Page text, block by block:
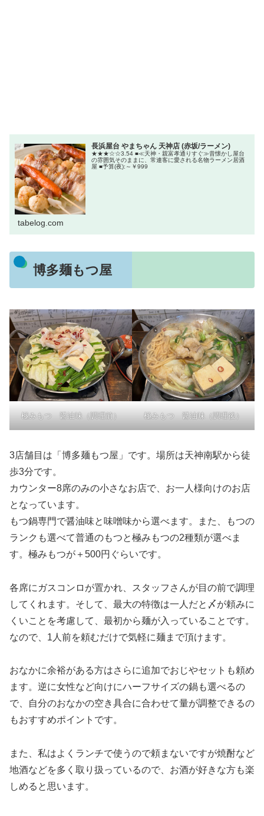
長浜屋台 やまちゃん 天神店 (赤坂/ラーメン)
★★★☆☆3.54 ■≪天神・親富孝通りすぐ≫昔懐かし屋台
の雰囲気そのままに、常連客に愛される名物ラーメン居酒
屋 ■予算(夜):～￥999
tabelog.com
博多麺もつ屋
極みもつ 醤油味（調理前） 極みもつ 醤油味（調理後）
3店舗目は「博多麺もつ屋」です。場所は天神南駅から徒
歩3分です。
カウンター8席のみの小さなお店で、お一人様向けのお店
となっています。
もつ鍋専門で醤油味と味噌味から選べます。また、もつの
ランクも選べて普通のもつと極みもつの2種類が選べま
す。極みもつが＋500円ぐらいです。
各席にガスコンロが置かれ、スタッフさんが目の前で調理
してくれます。そして、最大の特徴は一人だと〆が頼みに
くいことを考慮して、最初から麺が入っていることです。
なので、1人前を頼むだけで気軽に麺まで頂けます。
おなかに余裕がある方はさらに追加でおじやセットも頼め
ます。逆に女性など向けにハーフサイズの鍋も選べるの
で、自分のおなかの空き具合に合わせて量が調整できるの
もおすすめポイントです。
また、私はよくランチで使うので頼まないですが焼酎など
地酒などを多く取り扱っているので、お酒が好きな方も楽
しめると思います。